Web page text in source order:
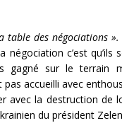
des négociations ».
c’est qu’ils
gagné sur le terrain
pas accueilli avec
avec la destruction de
du président